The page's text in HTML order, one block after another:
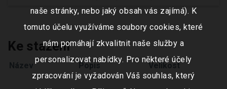
Ke stažení
Název Popis Velikost
naše stránky, nebo jaký obsah vás zajímá). K
tomuto účelu využíváme soubory cookies, které
nám pomáhají zkvalitnit naše služby a
personalizovat nabídky. Pro některé účely
zpracování je vyžadován Váš souhlas, který